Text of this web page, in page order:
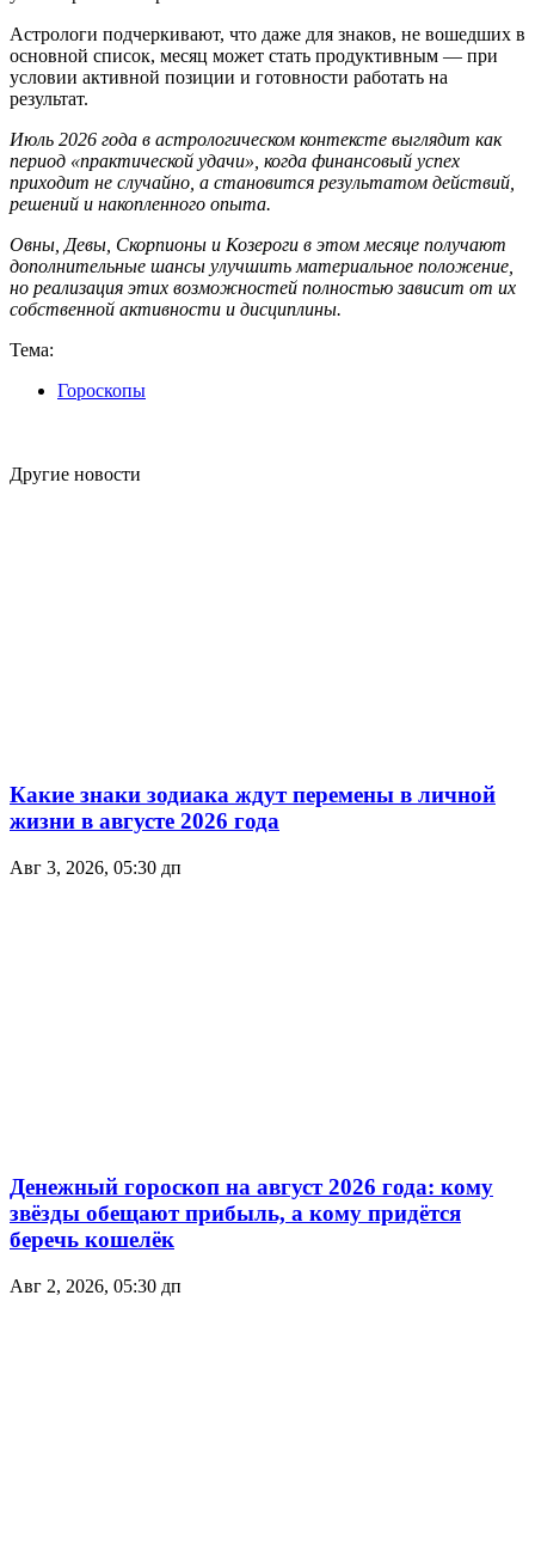
Астрологи подчеркивают, что даже для знаков, не вошедших в
основной список, месяц может стать продуктивным — при
условии активной позиции и готовности работать на
результат.
Июль 2026 года в астрологическом контексте выглядит как
период «практической удачи», когда финансовый успех
приходит не случайно, а становится результатом действий,
решений и накопленного опыта.
Овны, Девы, Скорпионы и Козероги в этом месяце получают
дополнительные шансы улучшить материальное положение,
но реализация этих возможностей полностью зависит от их
собственной активности и дисциплины.
Тема:
Гороскопы
Другие новости
Какие знаки зодиака ждут перемены в личной
жизни в августе 2026 года
Авг 3, 2026, 05:30 дп
Денежный гороскоп на август 2026 года: кому
звёзды обещают прибыль, а кому придётся
беречь кошелёк
Авг 2, 2026, 05:30 дп